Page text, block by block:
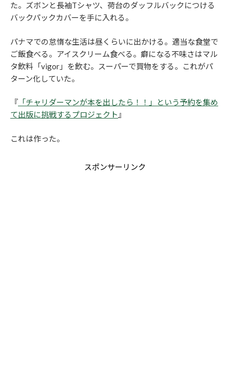
た。ズボンと長袖Tシャツ、荷台のダッフルバックにつける
バックパックカバーを手に入れる。
パナマでの怠惰な生活は昼くらいに出かける。適当な食堂で
ご飯食べる。アイスクリーム食べる。癖になる不味さはマル
タ飲料「vigor」を飲む。スーパーで買物をする。これがパ
ターン化していた。
『 「チャリダーマンが本を出したら！！」という予約を集め
て出版に挑戦するプロジェクト 』
これは作った。
スポンサーリンク